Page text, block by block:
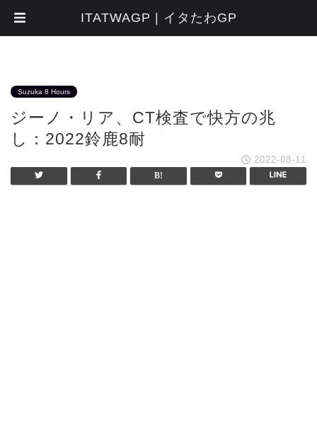
Suzuka 8 Hours
ジーノ・リア、CT検査で快方の兆
し：2022鈴鹿8耐
2022-08-11
ITATWAGP | イタたわGP